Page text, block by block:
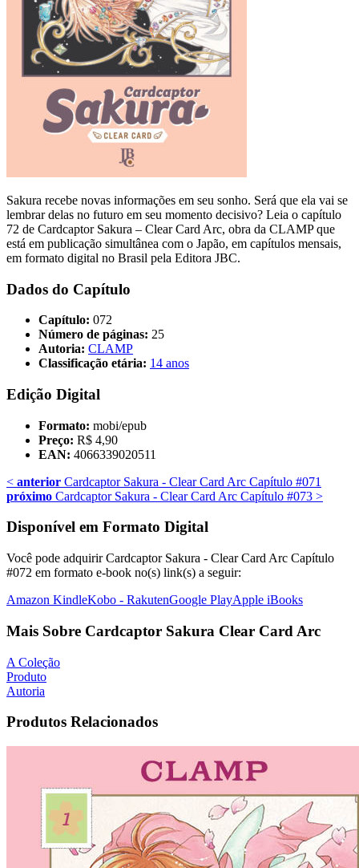
Sakura recebe novas informações em seu sonho. Será que ela vai se
lembrar delas no futuro em seu momento decisivo? Leia o capítulo
72 de Cardcaptor Sakura – Clear Card Arc, obra da CLAMP que
está em publicação simultânea com o Japão, em capítulos mensais,
em formato digital no Brasil pela Editora JBC.
Dados do Capítulo
Capítulo: 072
Número de páginas: 25
Autoria: CLAMP
Classificação etária: 14 anos
Edição Digital
Formato: mobi/epub
Preço: R$ 4,90
EAN: 4066339020511
< anterior Cardcaptor Sakura - Clear Card Arc Capítulo #071
próximo Cardcaptor Sakura - Clear Card Arc Capítulo #073 >
Disponível em Formato Digital
Você pode adquirir Cardcaptor Sakura - Clear Card Arc Capítulo
#072 em formato e-book no(s) link(s) a seguir:
Amazon KindleKobo - RakutenGoogle PlayApple iBooks
Mais Sobre Cardcaptor Sakura Clear Card Arc
A Coleção
Produto
Autoria
Produtos Relacionados